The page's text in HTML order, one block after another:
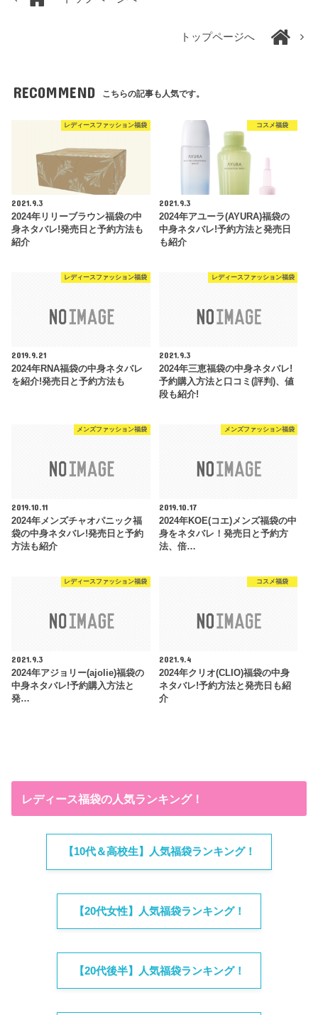
トップページへ
RECOMMEND こちらの記事も人気です。
レディースファッション福袋
2021.9.3
2024年リリーブラウン福袋の中
身ネタバレ!発売日と予約方法も
紹介
コスメ福袋
2021.9.3
2024年アユーラ(AYURA)福袋の
中身ネタバレ!予約方法と発売日
も紹介
レディースファッション福袋
2019.9.21
2024年RNA福袋の中身ネタバレ
を紹介!発売日と予約方法も
レディースファッション福袋
2021.9.3
2024年三恵福袋の中身ネタバレ!
予約購入方法と口コミ(評判)、値
段も紹介!
メンズファッション福袋
2019.10.11
2024年メンズチャオパニック福
袋の中身ネタバレ!発売日と予約
方法も紹介
メンズファッション福袋
2019.10.17
2024年KOE(コエ)メンズ福袋の中
身をネタバレ！発売日と予約方
法、倍…
レディースファッション福袋
2021.9.3
2024年アジョリー(ajolie)福袋の
中身ネタバレ!予約購入方法と
発…
コスメ福袋
2021.9.4
2024年クリオ(CLIO)福袋の中身
ネタバレ!予約方法と発売日も紹
介
レディース福袋の人気ランキング！
【10代＆高校生】人気福袋ランキング！
【20代女性】人気福袋ランキング！
【20代後半】人気福袋ランキング！